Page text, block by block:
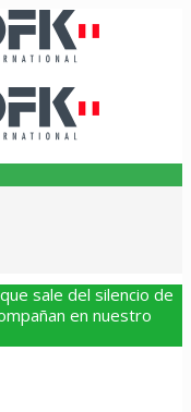
sale del silencio de
en nuestro